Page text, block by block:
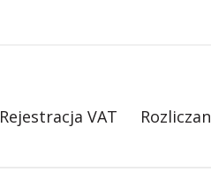
Rejestracja VAT